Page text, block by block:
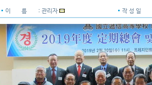
이 름 : 관리자 작 성 일